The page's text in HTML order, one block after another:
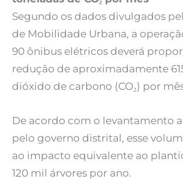
Segundo os dados divulgados
de Mobilidade Urbana, a
90 ônibus elétricos deverá
redução de aproximadamente
dióxido de carbono (CO₂) por
De acordo com o levantamento
pelo governo distrital, esse
ao impacto equivalente ao
120 mil árvores por ano.